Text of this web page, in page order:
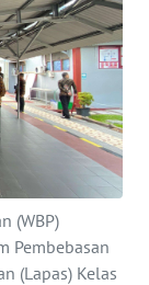
(WBP)
Pembebasan
(Lapas) Kelas